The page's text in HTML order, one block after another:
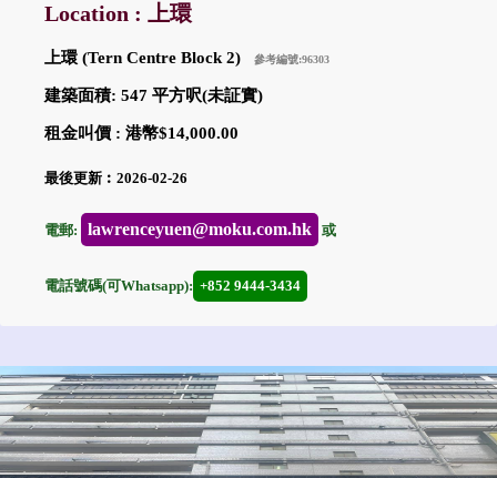
Location : 上環
上環 (Tern Centre Block 2) 參考編號:96303
建築面積: 547 平方呎(未証實)
租金叫價 : 港幣$14,000.00
最後更新︰2026-02-26
電郵: lawrenceyuen@moku.com.hk 或
電話號碼(可Whatsapp): +852 9444-3434